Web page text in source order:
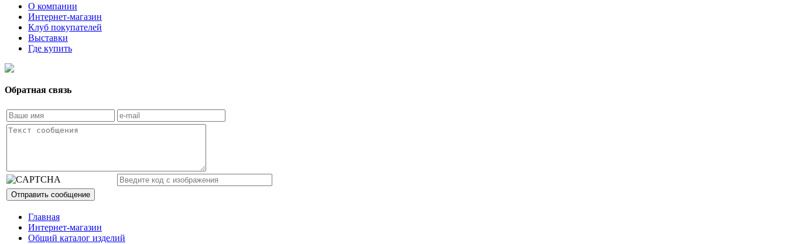
О компании
Интернет-магазин
Клуб покупателей
Выставки
Где купить
Обратная связь
Главная
Интернет-магазин
Общий каталог изделий